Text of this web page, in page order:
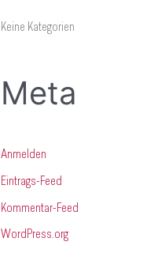
Keine Kategorien
Meta
Anmelden
Eintrags-Feed
Kommentar-Feed
WordPress.org